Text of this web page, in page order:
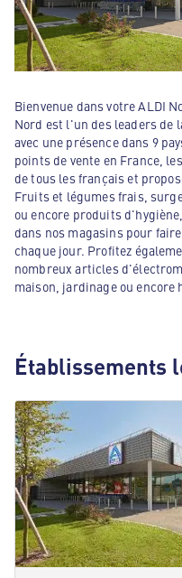
Bienvenue dans votre ALDI
Nord est l'un des leaders de
avec une présence dans 9
points de vente en France,
de tous les français et
Fruits et légumes frais,
ou encore produits
dans nos magasins pour
chaque jour. Profitez
nombreux articles
maison, jardinage ou
Établissements